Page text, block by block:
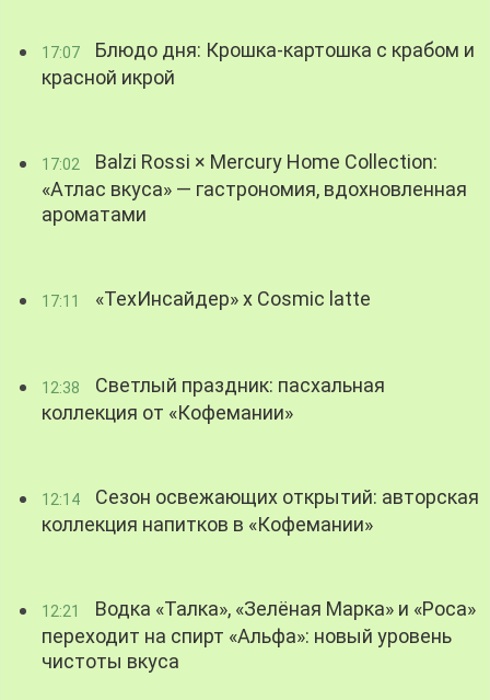
17:07
Блюдо дня: Крошка-картошка с крабом и
красной икрой
17:02
Balzi Rossi × Mercury Home Collection:
«Атлас вкуса» — гастрономия, вдохновленная
ароматами
17:11 «ТехИнсайдер» х Cosmic latte
12:38
Светлый праздник: пасхальная
коллекция от «Кофемании»
12:14
Сезон освежающих открытий: авторская
коллекция напитков в «Кофемании»
12:21
Водка «Талка», «Зелёная Марка» и «Роса»
переходит на спирт «Альфа»: новый уровень
чистоты вкуса